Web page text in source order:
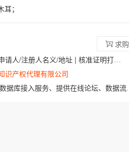
；
人/注册人名义/地址 | 核准证明打印发送
识产权代理有限公司
提供在线论坛、数据流传输、视频点播传输；
求购